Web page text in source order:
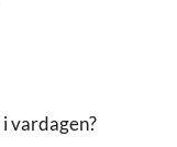
vardagen?